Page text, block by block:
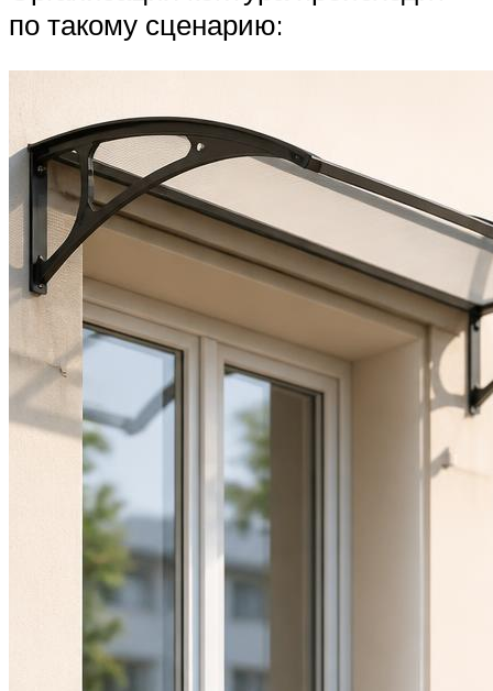
по такому сценарию: